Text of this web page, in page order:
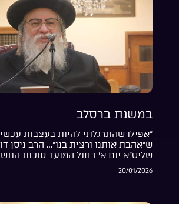
במשנת ברסלב
“אפילו שהתרגלתי להיות בעצבות
ש”אהבת אותנו ורצית בנו”… הרב ניסן
שליט”א יום א’ דחול המועד סוכות
20/01/2026